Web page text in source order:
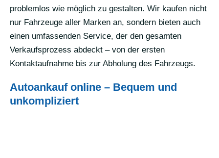
problemlos wie möglich zu gestalten. Wir kaufen nicht
nur Fahrzeuge aller Marken an, sondern bieten auch
einen umfassenden Service, der den gesamten
Verkaufsprozess abdeckt – von der ersten
Kontaktaufnahme bis zur Abholung des Fahrzeugs.
Autoankauf online – Bequem und
unkompliziert